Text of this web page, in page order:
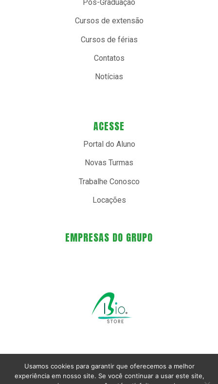
Pós-Graduação
Cursos de extensão
Cursos de férias
Contatos
Notícias
ACESSE
Portal do Aluno
Novas Turmas
Trabalhe Conosco
Locações
EMPRESAS DO GRUPO
Usamos cookies para garantir que oferecemos a melhor
experiência em nosso site. Se você continuar a usar este site,